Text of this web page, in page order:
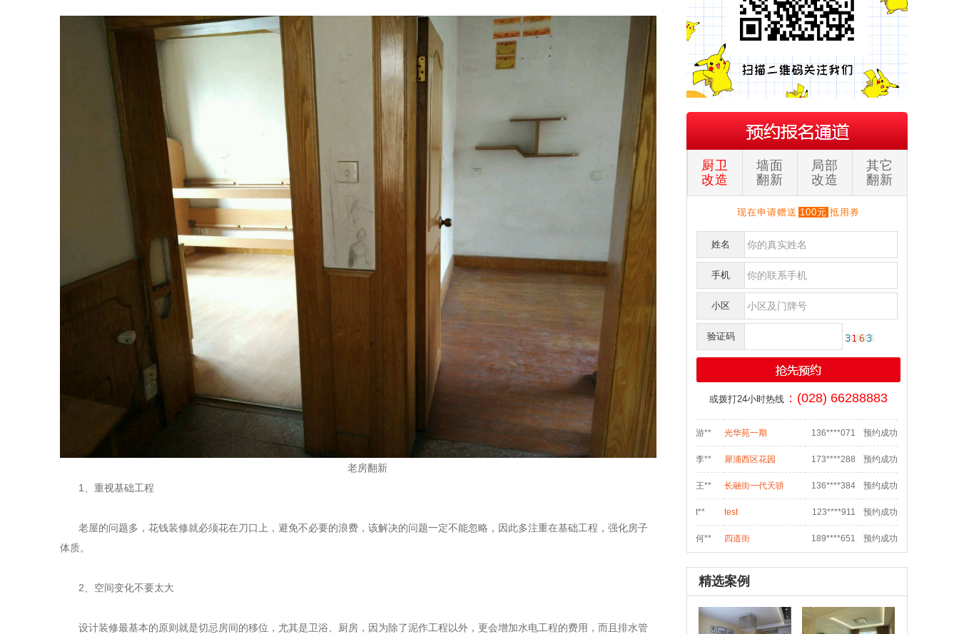
厨卫
改造
墙面
翻新
局部
改造
其它
翻新
现在申请赠送 100元 抵用券
姓名
手机
小区
验证码
或拨打24小时热线：(028) 66288883
保利
邱** 九里提聚贤半岛花苑 159****547 预约成功
城南晶座1栋160 134****784
游** 光华苑一期 136****071 预约成功
李** 犀浦西区花园 173****288 预约成功
王** 长融街一代天骄 136****384 预约成功
t** test 123****911 预约成功
何** 四道街 189****651 预约成功
s** sdf 028****548 预约成功
魏** 御府花都 186****006 预约成功
精选案例
老房翻新
1
、重视基础工程
老屋的问题多，花钱装修就必须花在刀口上，避免不必要的浪费，该解决的问题一定不能忽略，因此多注重在基础工程，强化房子
体质。
2 、空间变化不要太大
设计装修最基本的原则就是切忌房间的移位，尤其是卫浴、厨房，因为除了泥作工程以外，更会增加水电工程的费用，而且排水管